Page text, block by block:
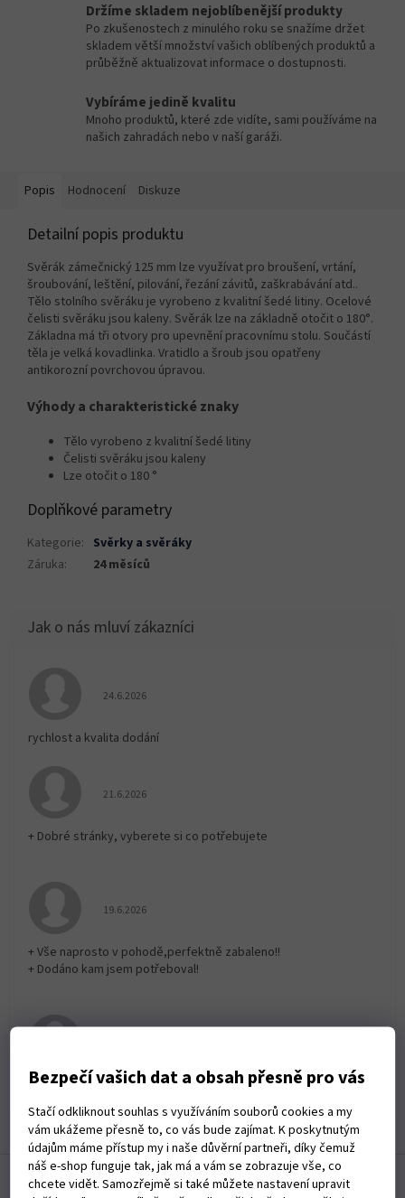
Bezpečí vašich dat a obsah přesně pro vás
Stačí odkliknout souhlas s využíváním souborů cookies a my
vám ukážeme přesně to, co vás bude zajímat. K poskytnutým
údajům máme přístup my i naše důvěrní partneři, díky čemuž
náš e-shop funguje tak, jak má a vám se zobrazuje vše, co
chcete vidět. Samozřejmě si také můžete nastavení upravit
Držíme skladem nejoblíbenější produkty
Po zkušenostech z minulého roku se snažíme držet
skladem větší množství vašich oblíbených produktů a
průběžně aktualizovat informace o dostupnosti.
Vybíráme jedině kvalitu
Mnoho produktů, které zde vidíte, sami používáme na
našich zahradách nebo v naší garáži.
Popis Hodnocení Diskuze
Detailní popis produktu
Svěrák zámečnický 125 mm lze využívat pro broušení, vrtání,
šroubování, leštění, pilování, řezání závitů, zaškrabávání atd..
Tělo stolního svěráku je vyrobeno z kvalitní šedé litiny. Ocelové
čelisti svěráku jsou kaleny. Svěrák lze na základně otočit o 180°.
Základna má tři otvory pro upevnění pracovnímu stolu. Součástí
těla je velká kovadlinka. Vratidlo a šroub jsou opatřeny
antikorozní povrchovou úpravou.
Výhody a charakteristické znaky
Tělo vyrobeno z kvalitní šedé litiny
Čelisti svěráku jsou kaleny
Lze otočit o 180 °
Doplňkové parametry
Kategorie: Svěrky a svěráky
Záruka: 24 měsíců
Hodnocení obchodu je 5 z 5 hvězdiček.
24.6.2026
rychlost a kvalita dodání
Hodnocení obchodu je 5 z 5 hvězdiček.
21.6.2026
+ Dobré stránky, vyberete si co potřebujete
Hodnocení obchodu je 5 z 5 hvězdiček.
19.6.2026
+ Vše naprosto v pohodě,perfektně zabaleno!!
+ Dodáno kam jsem potřeboval!
Rychlé dodání zboží
Zobrazit další hodnocení